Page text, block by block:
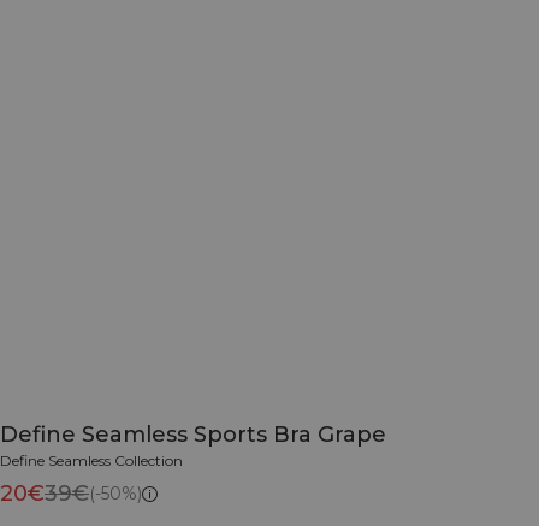
Define Seamless Sports Bra Grape
Define Seamless Collection
20€39€(-50%)